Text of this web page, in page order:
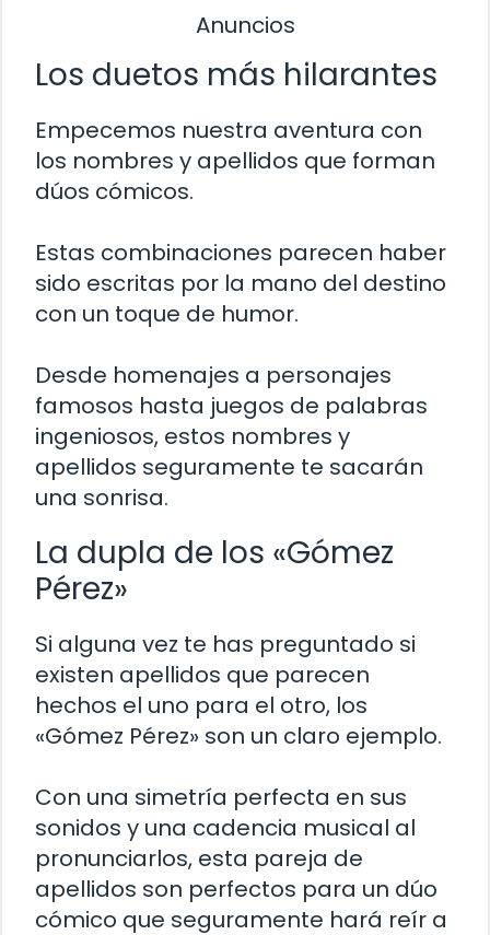
Anuncios
Los duetos más hilarantes
Empecemos nuestra aventura con
los nombres y apellidos que forman
dúos cómicos.
Estas combinaciones parecen haber
sido escritas por la mano del destino
con un toque de humor.
Desde homenajes a personajes
famosos hasta juegos de palabras
ingeniosos, estos nombres y
apellidos seguramente te sacarán
una sonrisa.
La dupla de los «Gómez
Pérez»
Si alguna vez te has preguntado si
existen apellidos que parecen
hechos el uno para el otro, los
«Gómez Pérez» son un claro ejemplo.
Con una simetría perfecta en sus
sonidos y una cadencia musical al
pronunciarlos, esta pareja de
apellidos son perfectos para un dúo
cómico que seguramente hará reír a